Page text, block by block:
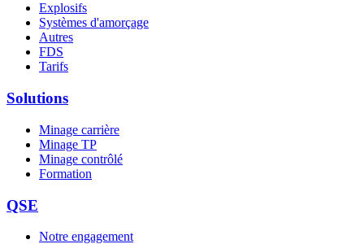
Explosifs
Systèmes d'amorçage
Autres
FDS
Tarifs
Solutions
Minage carrière
Minage TP
Minage contrôlé
Formation
QSE
Notre engagement